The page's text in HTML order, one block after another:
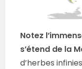
Notez
s’étend de la
d’herbes